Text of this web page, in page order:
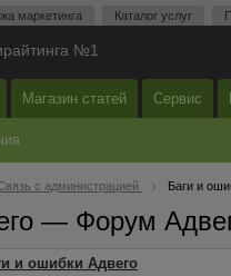
маркетинга Каталог услуг
№1
Магазин статей Сервис
с администрацией Баги и
— Форум
и ошибки Адвего